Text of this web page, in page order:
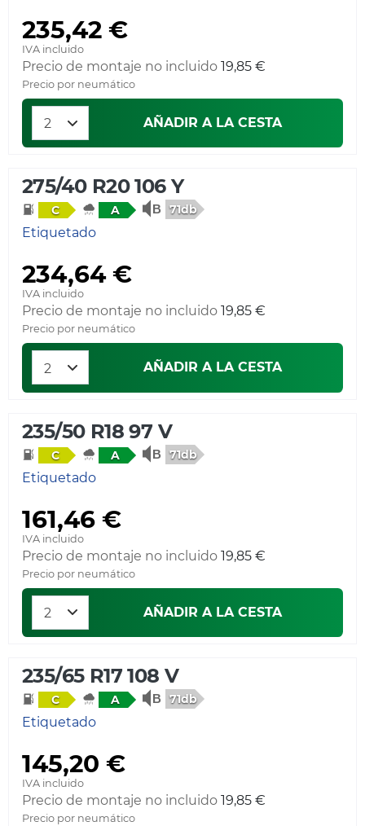
235,42 €
IVA incluido
Precio de montaje no incluido 19,85 €
Precio por neumático
AÑADIR A LA CESTA
275/40 R20 106 Y
C A 71db
Etiquetado
234,64 €
IVA incluido
Precio de montaje no incluido 19,85 €
Precio por neumático
AÑADIR A LA CESTA
235/50 R18 97 V
C A 71db
Etiquetado
161,46 €
IVA incluido
Precio de montaje no incluido 19,85 €
Precio por neumático
AÑADIR A LA CESTA
235/65 R17 108 V
C A 71db
Etiquetado
145,20 €
IVA incluido
Precio de montaje no incluido 19,85 €
Precio por neumático